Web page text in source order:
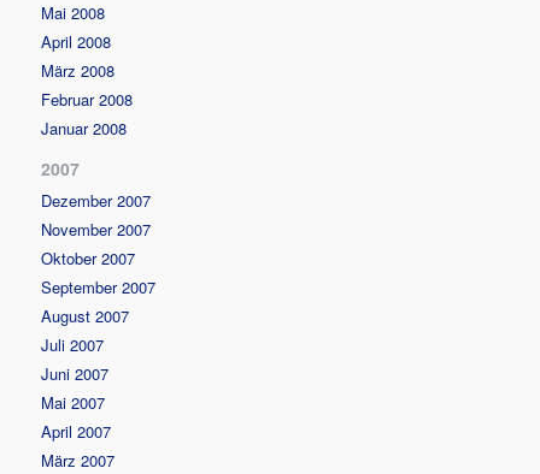
Mai 2008
April 2008
März 2008
Februar 2008
Januar 2008
2007
Dezember 2007
November 2007
Oktober 2007
September 2007
August 2007
Juli 2007
Juni 2007
Mai 2007
April 2007
März 2007